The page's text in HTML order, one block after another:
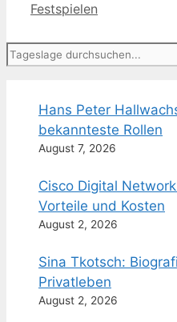
Festspielen
Suchen
Hans Peter
bekannteste Rollen
August 7, 2026
Cisco Digital
Vorteile und Kosten
August 2, 2026
Sina Tkotsch:
Privatleben
August 2, 2026